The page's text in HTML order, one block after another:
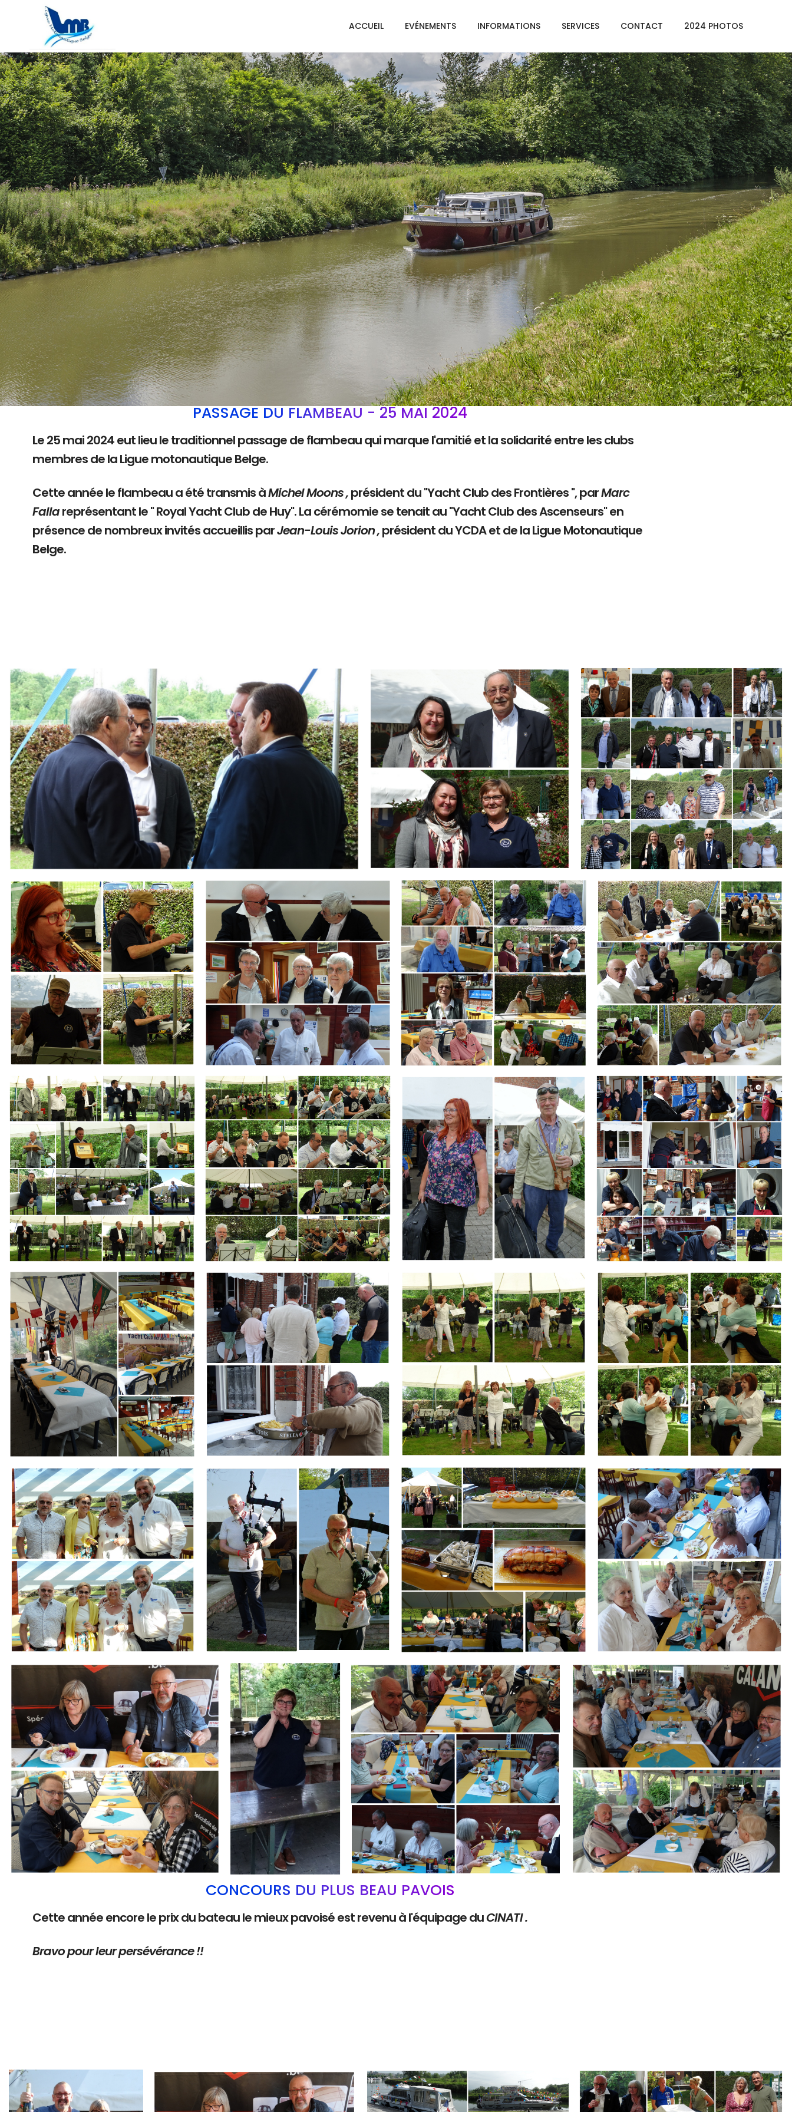
ACCUEIL EVÉNEMENTS INFORMATIONS SERVICES CONTACT 2024 PHOTOS
PASSAGE DU FLAMBEAU - 25 MAI 2024
Le 25 mai 2024 eut lieu le traditionnel passage de flambeau qui marque l'amitié et la solidarité entre les clubs
membres de la Ligue motonautique Belge.
Cette année le flambeau a été transmis àMichel Moons ,président du "Yacht Club des Frontières ", parMarc
Fallareprésentant le " Royal Yacht Club de Huy". La cérémomie se tenait au "Yacht Club des Ascenseurs" en
présence de nombreux invités accueillis parJean-Louis Jorion ,président du YCDA et de la Ligue Motonautique
Belge.
Branding
ARMCHAIR
Branding
ARMCHAIR
Branding
ARMCHAIR
Branding
ARMCHAIR ARMCHAIR
Branding
ARMCHAIR
Branding
ARMCHAIR
Branding
ARMCHAIR
Branding
ARMCHAIR
Branding
ARMCHAIR
Branding
ARMCHAIR
Branding
ARMCHAIR
Branding
ARMCHAIR
Branding
ARMCHAIR
Branding
ARMCHAIR
Branding
ARMCHAIR
Branding
ARMCHAIR
Branding
ARMCHAIR
Branding Branding
ARMCHAIR
Branding
ARMCHAIR
Branding
ARMCHAIR
CONCOURS DU PLUS BEAU PAVOIS
Cette année encore le prix du bateau le mieux pavoisé est revenu à l'équipage duCINATI .
Bravo pour leur persévérance !!
Branding
ARMCHAIR
Branding Branding
ARMCHAIR
Branding
ARMCHAIR